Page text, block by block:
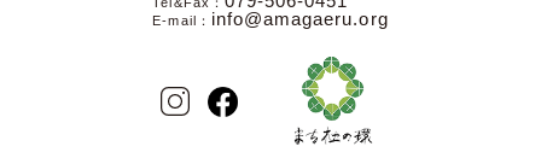
E-mail info@amagaeru.org